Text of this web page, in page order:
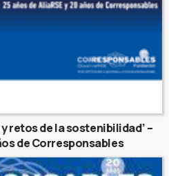
retos de la sostenibilidad’ –
de Corresponsables